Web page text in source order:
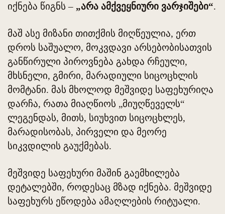
იქნება წიგნს – „არა ამქვეყნიური ვარჯიშები“.
მაშ ასე მიზანი თითქმის მიღწეულია, ერთ
დროს საშუალო, მოკვდავი არსებობისათვის
განწირული პიროვნება გახდა რჩეული,
მხსნელი, გმირი, მარადიული სიცოცხლის
მომტანი. მას მხოლოდ მეშვიდე საფეხურიღა
დარჩა, რათა მიაღწიოს „მიუღწეველს“
ლეგენდას, მითს, სიუხვით სიცოცხლეს,
მარადისობას, პირველი და მეორე
სიკვდილის გაუქმებას.
მეშვიდე საფეხური მაშინ გაემხილება
დეტალებში, როდესაც მზად იქნება. მეშვიდე
საფეხურს ეწოდება ამაღლების რიტუალი.